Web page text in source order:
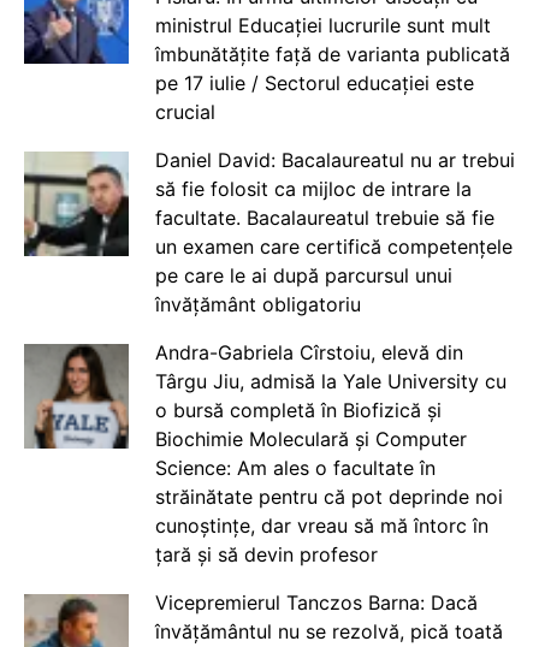
ministrul Educației lucrurile sunt mult
îmbunătățite față de varianta publicată
pe 17 iulie / Sectorul educației este
crucial
Daniel David: Bacalaureatul nu ar trebui
să fie folosit ca mijloc de intrare la
facultate. Bacalaureatul trebuie să fie
un examen care certifică competențele
pe care le ai după parcursul unui
învățământ obligatoriu
Andra-Gabriela Cîrstoiu, elevă din
Târgu Jiu, admisă la Yale University cu
o bursă completă în Biofizică și
Biochimie Moleculară și Computer
Science: Am ales o facultate în
străinătate pentru că pot deprinde noi
cunoștințe, dar vreau să mă întorc în
țară și să devin profesor
Vicepremierul Tanczos Barna: Dacă
învățământul nu se rezolvă, pică toată